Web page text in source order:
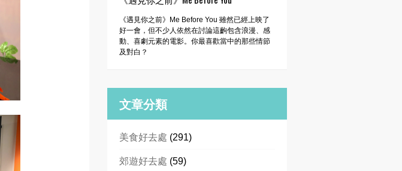
《遇見你之前》Me Before You 雖然已經上映了
好一會，但不少人依然在討論這齣包含浪漫、感
動、喜劇元素的電影。你最喜歡當中的那些情節
及對白？
文章分類
美食好去處 (291)
郊遊好去處 (59)